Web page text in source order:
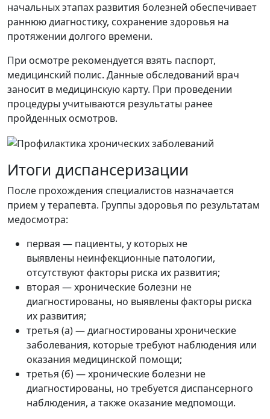
начальных этапах развития болезней обеспечивает
раннюю диагностику, сохранение здоровья на
протяжении долгого времени.
При осмотре рекомендуется взять паспорт,
медицинский полис. Данные обследований врач
заносит в медицинскую карту. При проведении
процедуры учитываются результаты ранее
пройденных осмотров.
Итоги диспансеризации
После прохождения специалистов назначается
прием у терапевта. Группы здоровья по результатам
медосмотра:
первая — пациенты, у которых не
выявлены неинфекционные патологии,
отсутствуют факторы риска их развития;
вторая — хронические болезни не
диагностированы, но выявлены факторы риска
их развития;
третья (а) — диагностированы хронические
заболевания, которые требуют наблюдения или
оказания медицинской помощи;
третья (б) — хронические болезни не
диагностированы, но требуется диспансерного
наблюдения, а также оказание медпомощи.